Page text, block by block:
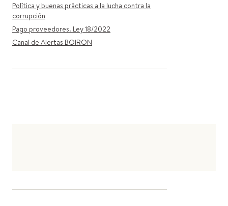
Política y buenas prácticas a la lucha contra la
corrupción
Pago proveedores. Ley 18/2022
Canal de Alertas BOIRON